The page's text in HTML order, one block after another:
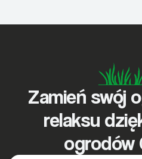
Zamień swój
relaksu
ogrodów